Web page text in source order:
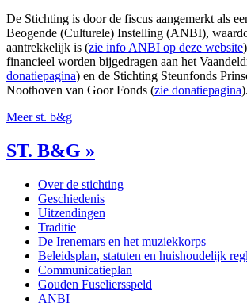
De Stichting is door de fiscus aangemerkt als
Beogende (Culturele) Instelling (ANBI),
aantrekkelijk is (zie info ANBI op deze website
financieel worden bijgedragen aan het
donatiepagina) en de Stichting Steunfonds
Noothoven van Goor Fonds (zie donatiepagina).
Meer st. b&g
ST. B&G »
Over de stichting
Geschiedenis
Uitzendingen
Traditie
De Irenemars en het muziekkorps
Beleidsplan, statuten en huishoudelijk
Communicatieplan
Gouden Fuseliersspeld
ANBI